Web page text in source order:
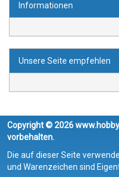
Informationen
Unsere Seite empfehlen
Copyright © 2026
vorbehalten.
Die auf dieser Seite
und Warenzeichen sind